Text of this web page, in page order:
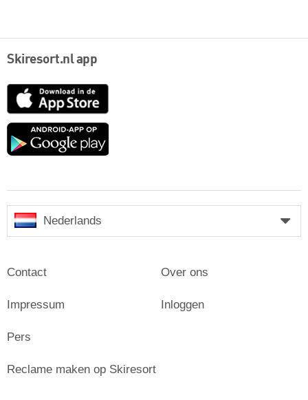
Skiresort.nl app
App
Google
Nederlands
Contact
Impressum
Pers
Over ons
Inloggen
Reclame maken op Skiresort